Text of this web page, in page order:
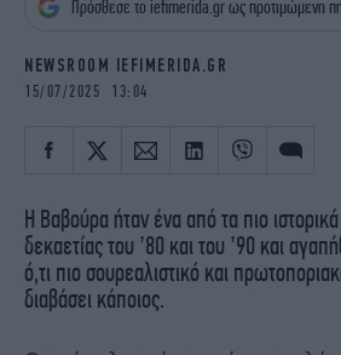
iBOOKS
MEDIA
NEWSLETTER
Πρόσθεσε το iefimerida.gr ως προτιμώμενη
NEWSROOM IEFIMERIDA.GR
15/07/2025 13:04
Η Βαβούρα ήταν ένα από τα πιο ιστορικά
δεκαετίας του ’80 και του ’90 και
ό,τι πιο σουρεαλιστικό και
διαβάσει κάποιος.